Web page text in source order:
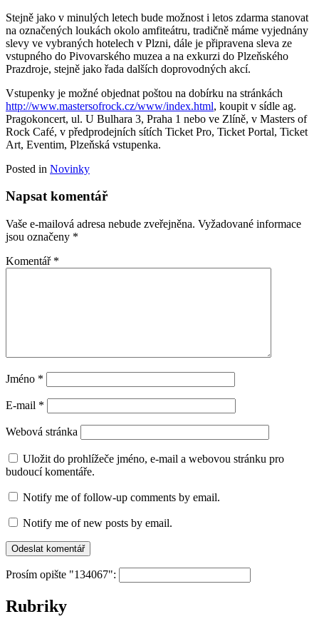
Stejně jako v minulých letech bude možnost i letos zdarma stanovat
na označených loukách okolo amfiteátru, tradičně máme vyjednány
slevy ve vybraných hotelech v Plzni, dále je připravena sleva ze
vstupného do Pivovarského muzea a na exkurzi do Plzeňského
Prazdroje, stejně jako řada dalších doprovodných akcí.
Vstupenky je možné objednat poštou na dobírku na stránkách
http://www.mastersofrock.cz/www/index.html, koupit v sídle ag.
Pragokoncert, ul. U Bulhara 3, Praha 1 nebo ve Zlíně, v Masters of
Rock Café, v předprodejních sítích Ticket Pro, Ticket Portal, Ticket
Art, Eventim, Plzeňská vstupenka.
Posted in Novinky
Napsat komentář
Vaše e-mailová adresa nebude zveřejněna. Vyžadované informace
jsou označeny *
Komentář *
Jméno *
E-mail *
Webová stránka
Uložit do prohlížeče jméno, e-mail a webovou stránku pro
budoucí komentáře.
Notify me of follow-up comments by email.
Notify me of new posts by email.
Prosím opište "134067":
Rubriky